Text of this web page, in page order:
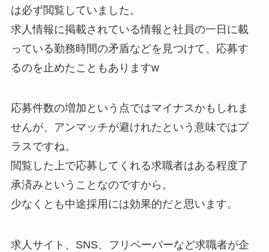
は必ず閲覧していました。
求人情報に掲載されている情報と社員の一日に載
っている勤務時間の矛盾などを見つけて、応募す
るのを止めたこともありますw
応募件数の増加という点ではマイナスかもしれま
せんが、アンマッチが避けれたという意味ではプ
ラスですね。
閲覧した上で応募してくれる求職者はある程度了
承済みということなのですから。
少なくとも中途採用には効果的だと思います。
求人サイト、SNS、フリペーパーなど求職者が企